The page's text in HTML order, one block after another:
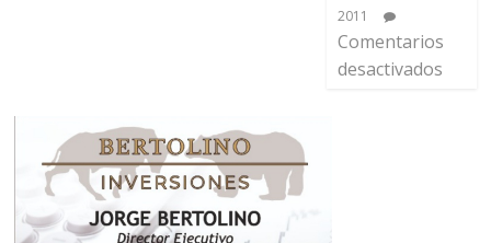
2011
Comentarios
desactivados